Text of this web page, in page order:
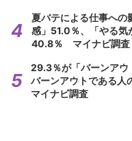
夏バテによる仕事へ
感」51.0％、「やる気
40.8％ マイナビ調査
29.3％が「バーンア
バーンアウトである
マイナビ調査